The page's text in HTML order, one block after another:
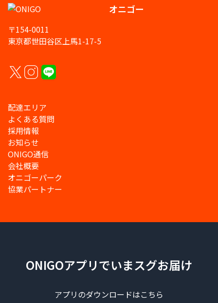
オニゴー
〒154-0011
東京都世田谷区上馬1-17-5
配達エリア
よくある質問
採用情報
お知らせ
ONIGO通信
会社概要
オニゴーパーク
協業パートナー
ONIGOアプリでいまスグお届け
アプリのダウンロードはこちら